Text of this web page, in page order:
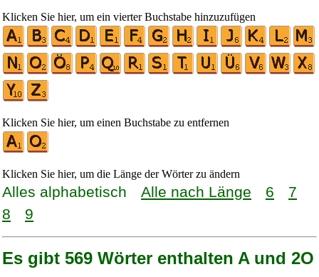
Klicken Sie hier, um ein vierter Buchstabe hinzuzufügen
Klicken Sie hier, um einen Buchstabe zu entfernen
Klicken Sie hier, um die Länge der Wörter zu ändern
Alles alphabetisch Alle nach Länge 6
7
8
9
Es gibt 569 Wörter enthalten A und 2O